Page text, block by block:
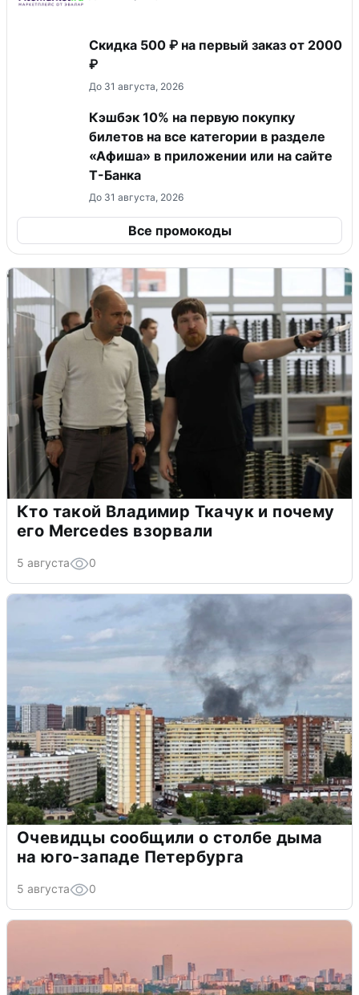
Скидка 500 ₽ на первый заказ от 2000
₽
До 31 августа, 2026
Кэшбэк 10% на первую покупку
билетов на все категории в разделе
«Афиша» в приложении или на сайте
Т-Банка
До 31 августа, 2026
Все промокоды
Кто такой Владимир Ткачук и почему
его Mercedes взорвали
5 августа 0
Очевидцы сообщили о столбе дыма
на юго-западе Петербурга
5 августа 0